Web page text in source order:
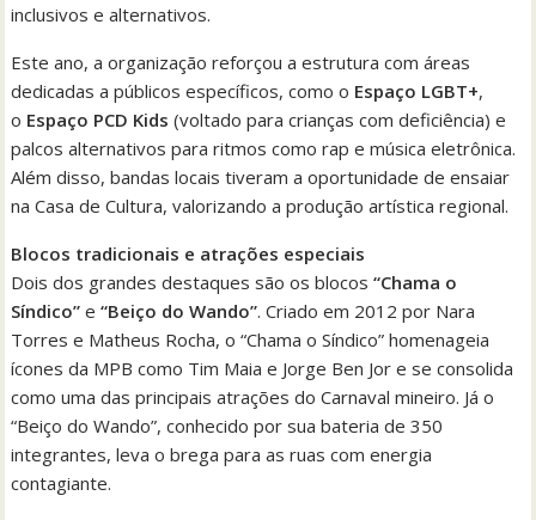
inclusivos e alternativos.
Este ano, a organização reforçou a estrutura com áreas
dedicadas a públicos específicos, como o Espaço LGBT+,
o Espaço PCD Kids (voltado para crianças com deficiência) e
palcos alternativos para ritmos como rap e música eletrônica.
Além disso, bandas locais tiveram a oportunidade de ensaiar
na Casa de Cultura, valorizando a produção artística regional.
Blocos tradicionais e atrações especiais
Dois dos grandes destaques são os blocos“Chama o
Síndico” e“Beiço do Wando”. Criado em 2012 por Nara
Torres e Matheus Rocha, o “Chama o Síndico” homenageia
ícones da MPB como Tim Maia e Jorge Ben Jor e se consolida
como uma das principais atrações do Carnaval mineiro. Já o
“Beiço do Wando”, conhecido por sua bateria de 350
integrantes, leva o brega para as ruas com energia
contagiante.